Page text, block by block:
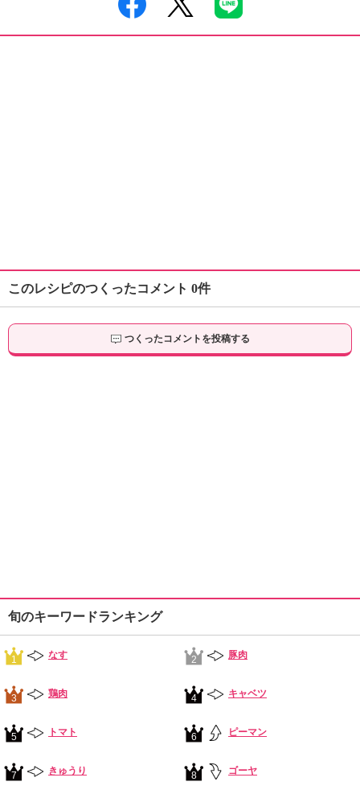
このレシピのつくったコメント 0件
つくったコメントを投稿する
旬のキーワードランキング
1 なす 2 豚肉
3 鶏肉 4 キャベツ
5 トマト 6 ピーマン
7 きゅうり 8 ゴーヤ